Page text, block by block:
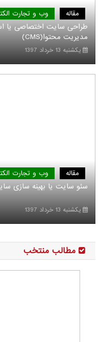
مقاله وب و تجارت
طراحی سایت اختصاصی یا
مدیریت محتوا(CMS)
یکشنبه 13 خرداد 1397
مقاله وب و تجارت
سئو سایت یا بهینه سازی
یکشنبه 13 خرداد 1397
مطالب منتخب